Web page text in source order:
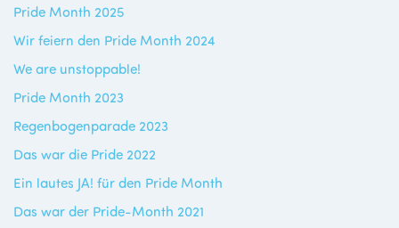
Pride Month 2025
Wir feiern den Pride Month 2024
We are unstoppable!
Pride Month 2023
Regenbogenparade 2023
Das war die Pride 2022
Ein lautes JA! für den Pride Month
Das war der Pride-Month 2021